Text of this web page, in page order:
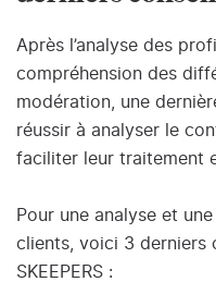
Après l’analyse des
compréhension des
modération, une
réussir à analyser le
faciliter leur traitement
Pour une analyse et
clients, voici 3 derniers
SKEEPERS :